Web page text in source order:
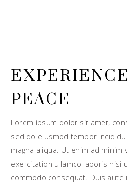
PEACE
Lorem ipsum dolor sit amet,
sed do eiusmod tempor
magna aliqua. Ut enim ad minim
exercitation ullamco laboris nisi
commodo consequat. Duis